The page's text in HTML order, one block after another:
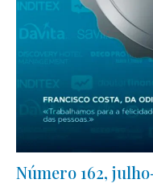
Número 162,